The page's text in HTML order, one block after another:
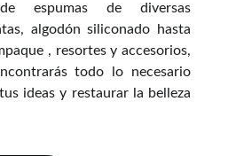
espumas de diversas
algodón siliconado hasta
, resortes y accesorios,
todo lo necesario
ideas y restaurar la belleza